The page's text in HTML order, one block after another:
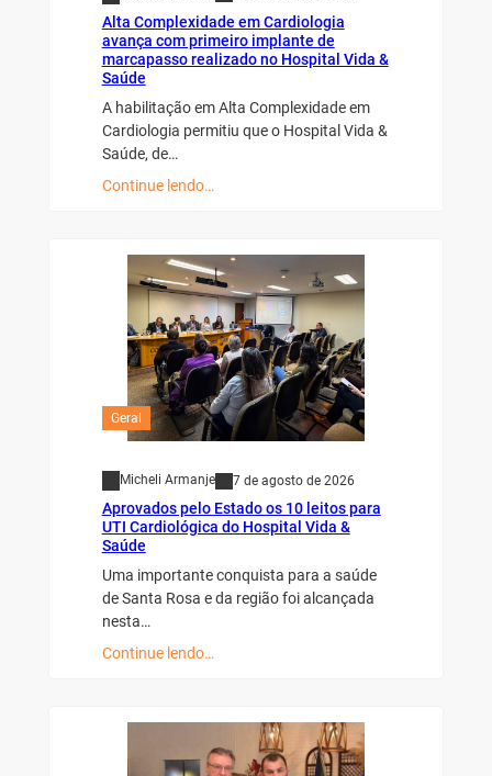
Alta Complexidade em Cardiologia
avança com primeiro implante de
marcapasso realizado no Hospital Vida &
Saúde
A habilitação em Alta Complexidade em
Cardiologia permitiu que o Hospital Vida &
Saúde, de…
Continue lendo…
Geral
Micheli Armanje 7 de agosto de 2026
Aprovados pelo Estado os 10 leitos para
UTI Cardiológica do Hospital Vida &
Saúde
Uma importante conquista para a saúde
de Santa Rosa e da região foi alcançada
nesta…
Continue lendo…